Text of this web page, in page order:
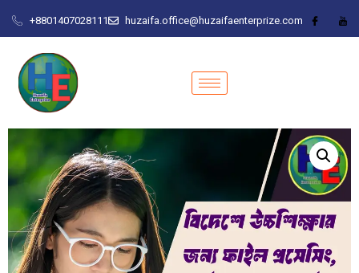
+8801407028111 huzaifa.office@huzaifaenterprize.com